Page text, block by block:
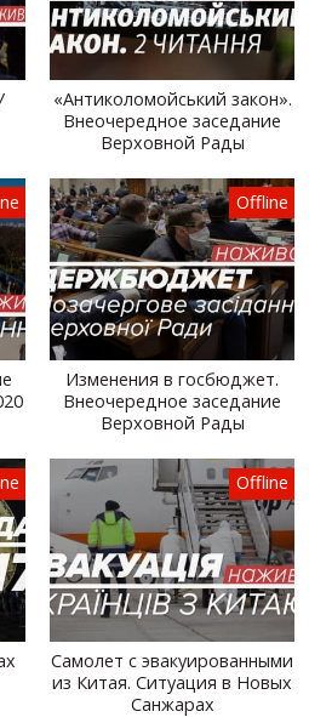
«Антиколомойський закон».
Внеочередное заседание
Верховной Рады
Offline
Изменения в госбюджет.
Внеочередное заседание
Верховной Рады
Offline
Самолет с эвакуированными
из Китая. Ситуация в Новых
Санжарах